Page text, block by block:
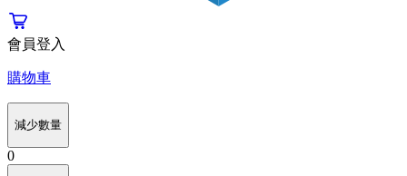
會員登入
購物車
減少數量
0